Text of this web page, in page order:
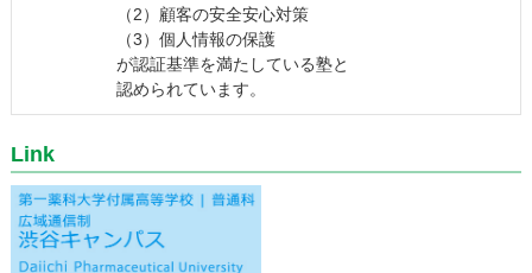
（2）顧客の安全安心対策
（3）個人情報の保護
が認証基準を満たしている塾と
認められています。
Link